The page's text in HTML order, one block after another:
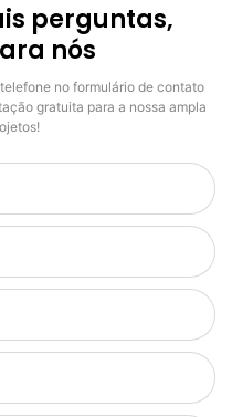
perguntas,
nós
no formulário de contato
gratuita para a nossa ampla